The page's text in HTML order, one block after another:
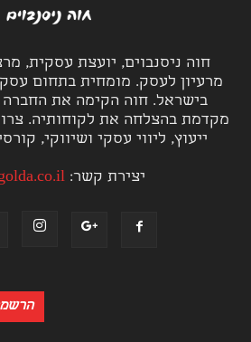
חוה ניסנבוים, יועצת עסקית,
מרעיון לעסק. מומחית בתחום
מקדמת בהצלחה את לקוחותיה.
ייעוץ, ליווי עסקי ושיווקי,
יצירת קשר: